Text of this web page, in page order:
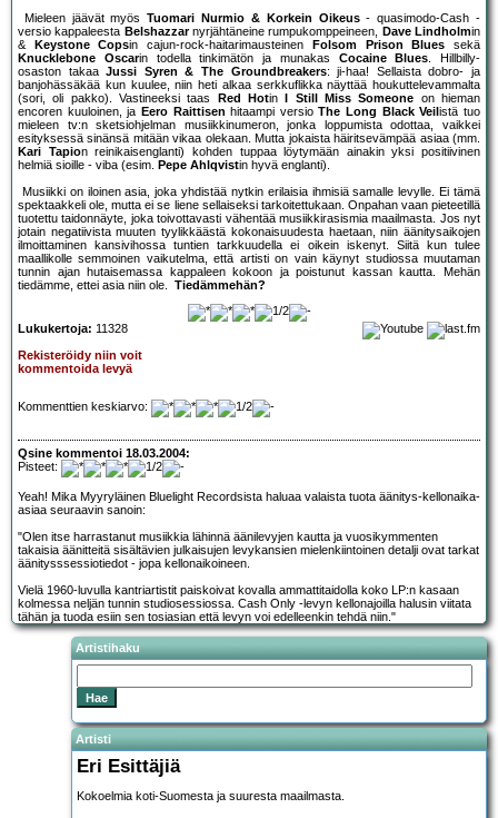
Mieleen jäävät myösTuomari Nurmio & Korkein Oikeus- quasimodo-Cash -
versio kappaleesta Belshazzarnyrjähtäneine rumpukomppeineen, Dave Lindholmin
&
Keystone Copsin cajun-rock-haitarimausteinen Folsom Prison Blues sekä
Knucklebone Oscarin todella tinkimätön ja munakas Cocaine Blues. Hillbilly-
osaston takaaJussi Syren & The Groundbreakers: ji-haa! Sellaista dobro- ja
banjohässäkää kun kuulee, niin heti alkaa serkkuflikka näyttää houkuttelevammalta
(sori, oli pakko). Vastineeksi taas
Red Hotin I Still Miss Someone on hieman
encoren kuuloinen, ja Eero Raittisen hitaampi versioThe Long Black Veilistä tuo
mieleen tv:n sketsiohjelman musiikkinumeron, jonka loppumista odottaa, vaikkei
esityksessä sinänsä mitään vikaa olekaan. Mutta jokaista häiritsevämpää asiaa (mm.
Kari Tapion reinikaisenglanti) kohden tuppaa löytymään ainakin yksi positiivinen
helmiä sioille - viba (esim. Pepe Ahlqvistin hyvä englanti).
Musiikki on iloinen asia, joka yhdistää nytkin erilaisia ihmisiä samalle levylle. Ei tämä
spektaakkeli ole, mutta ei se liene sellaiseksi tarkoitettukaan. Onpahan vaan pieteetillä
tuotettu taidonnäyte, joka toivottavasti vähentää musiikkirasismia maailmasta. Jos nyt
jotain negatiivista muuten tyylikkäästä kokonaisuudesta haetaan, niin äänitysaikojen
ilmoittaminen kansivihossa tuntien tarkkuudella ei oikein iskenyt. Siitä kun tulee
maallikolle semmoinen vaikutelma, että artisti on vain käynyt studiossa muutaman
tunnin ajan hutaisemassa kappaleen kokoon ja poistunut kassan kautta. Mehän
tiedämme, ettei asia niin ole. Tiedämmehän?
Lukukertoja: 11328
Rekisteröidy niin voit
kommentoida levyä
Kommenttien keskiarvo:
Qsine kommentoi 18.03.2004:
Pisteet:
Yeah! Mika Myyryläinen Bluelight Recordsista haluaa valaista tuota äänitys-kellonaika-
asiaa seuraavin sanoin:
"Olen itse harrastanut musiikkia lähinnä äänilevyjen kautta ja vuosikymmenten
takaisia äänitteitä sisältävien julkaisujen levykansien mielenkiintoinen detalji ovat tarkat
äänitysssessiotiedot - jopa kellonaikoineen.
Vielä 1960-luvulla kantriartistit paiskoivat kovalla ammattitaidolla koko LP:n kasaan
kolmessa neljän tunnin studiosessiossa. Cash Only -levyn kellonajoilla halusin viitata
tähän ja tuoda esiin sen tosiasian että levyn voi edelleenkin tehdä niin."
Artistihaku
Artisti
Eri Esittäjiä
Kokoelmia koti-Suomesta ja suuresta maailmasta.